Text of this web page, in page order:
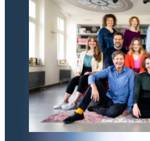
n
s
i
n
n
e
w
t
a